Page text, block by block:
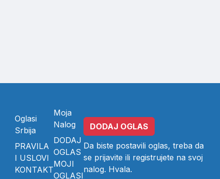
Oglasi
Srbija
PRAVILA
I USLOVI
KONTAKT
Moja
Nalog
DODAJ
OGLAS
MOJI
OGLASI
DODAJ OGLAS
Da biste postavili oglas, treba da
se prijavite ili registrujete na svoj
nalog. Hvala.